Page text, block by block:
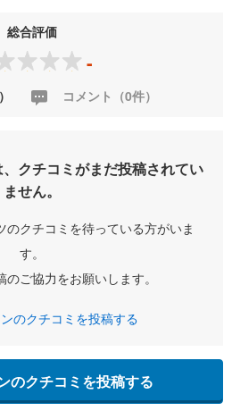
総合評価
-
コメント（0件）
クチコミがまだ投稿されてい
ません。
のクチコミを待っている方がいま
す。
ご協力をお願いします。
のクチコミを投稿する
のクチコミを投稿する